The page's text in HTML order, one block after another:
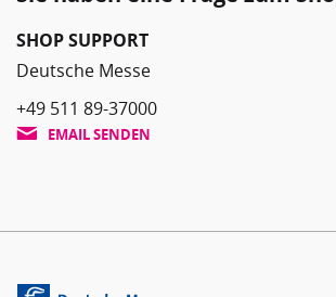
SHOP SUPPORT
Deutsche Messe
+49 511 89-37000
EMAIL SENDEN